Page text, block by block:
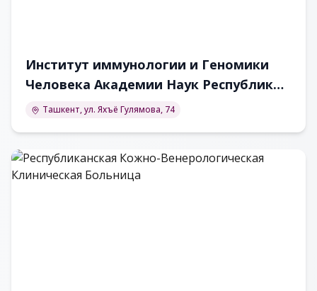
Институт иммунологии и Геномики
Человека Академии Наук Республики
Узбекистан
Ташкент, ул. Яхъё Гулямова, 74